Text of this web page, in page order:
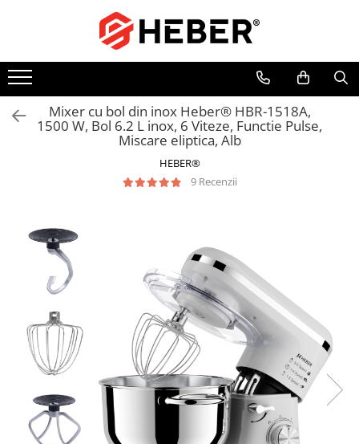
Toate Produsele
Mixere cu bol
Aer conditionat
Friteuze cu aer cald
Motopompe
Hidrofoare
Hidrofor cu pompa submersibila
Pompe de stropit
Pompe de stropit electrice
Pompe de stropit manuale
Mori electrice
Mori electrice cereale
Mixer cu bol din inox Heber® HBR-1518A,
1500 W, Bol 6.2 L inox, 6 Viteze, Functie Pulse,
Miscare eliptica, Alb
HEBER®
9 Recenzii